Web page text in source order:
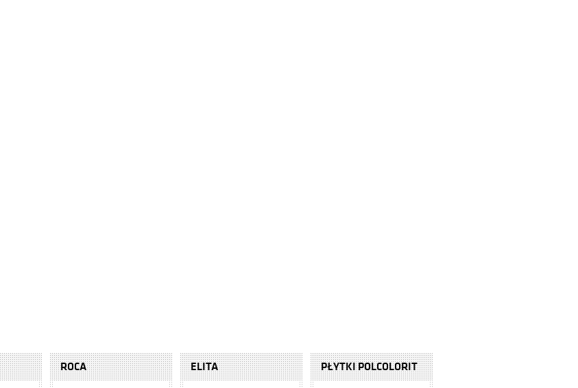
ROCA ELITA PŁYTKI POLCOLORIT